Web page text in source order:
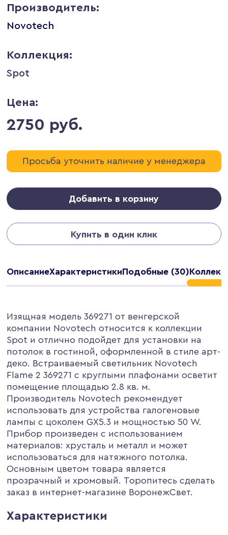
Производитель:
Novotech
Коллекция:
Spot
Цена:
2750 руб.
Просьба уточнить наличие у менеджера
Добавить в корзину
Купить в один клик
ОписаниеХарактеристикиПодобные (30)
Изящная модель 369271 от венгерской
компании Novotech относится к коллекции
Spot и отлично подойдет для установки на
потолок в гостиной, оформленной в стиле арт-
деко. Встраиваемый светильник Novotech
Flame 2 369271 с круглыми плафонами осветит
помещение площадью 2.8 кв. м.
Производитель Novotech рекомендует
использовать для устройства галогеновые
лампы с цоколем GX5.3 и мощностью 50 W.
Прибор произведен с использованием
материалов: хрусталь и металл и может
использоваться для натяжного потолка.
Основным цветом товара является
прозрачный и хромовый. Торопитесь сделать
заказ в интернет-магазине ВоронежСвет.
Характеристики